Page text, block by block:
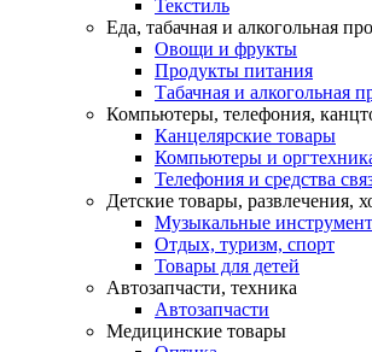
Текстиль
Еда, табачная и алкогольная
Овощи и фрукты
Продукты питания
Табачная и алкогольная
Компьютеры, телефония,
Канцелярские товары
Компьютеры и
Телефония и средства
Детские товары, развлечения,
Музыкальные
Отдых, туризм, спорт
Товары для детей
Автозапчасти, техника
Автозапчасти
Медицинские товары